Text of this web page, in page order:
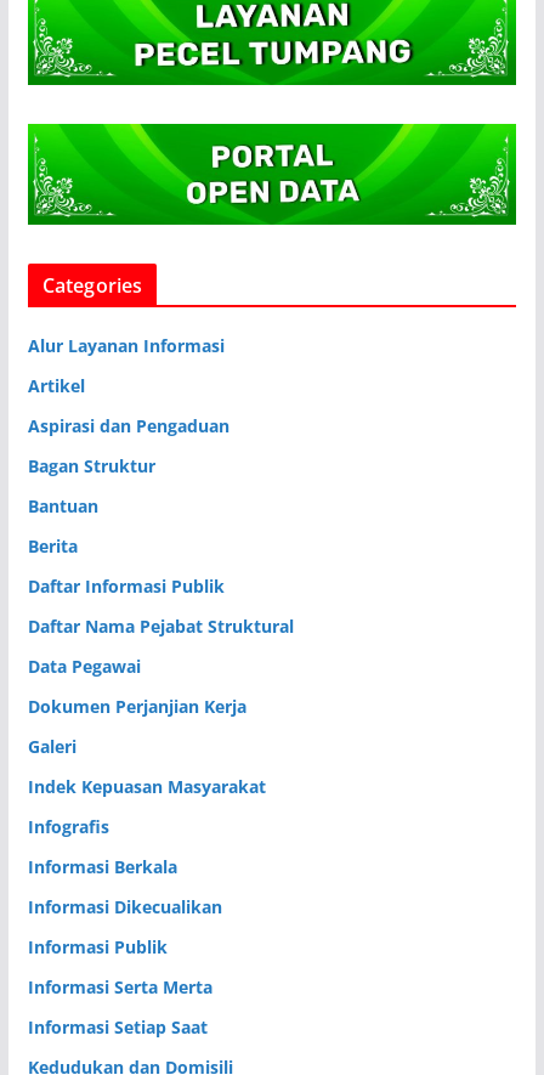
Categories
Alur Layanan Informasi
Artikel
Aspirasi dan Pengaduan
Bagan Struktur
Bantuan
Berita
Daftar Informasi Publik
Daftar Nama Pejabat Struktural
Data Pegawai
Dokumen Perjanjian Kerja
Galeri
Indek Kepuasan Masyarakat
Infografis
Informasi Berkala
Informasi Dikecualikan
Informasi Publik
Informasi Serta Merta
Informasi Setiap Saat
Kedudukan dan Domisili